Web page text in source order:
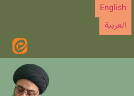
پرش
محتوا
English
العربیة